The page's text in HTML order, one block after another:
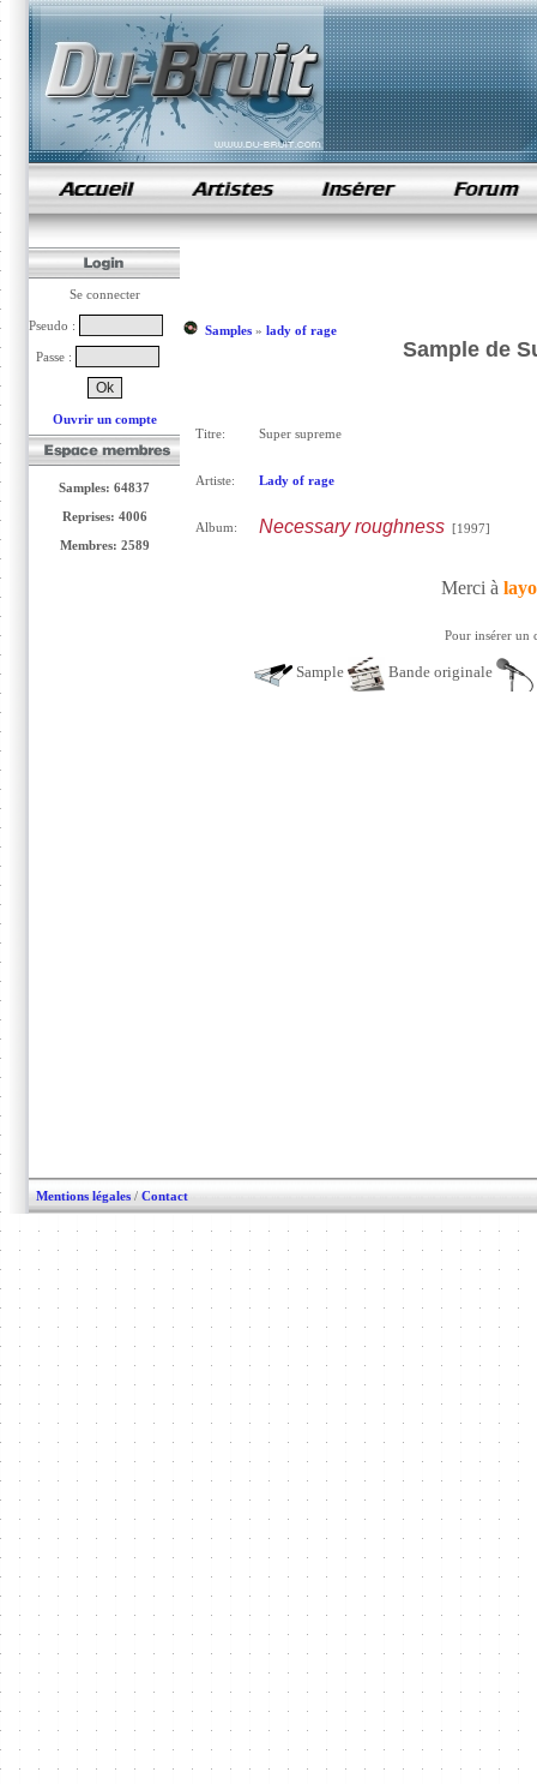
samples de rap
Se connecter
Pseudo :
Passe :
Ouvrir un compte
Samples: 64837
Reprises: 4006
Membres: 2589
Samples» lady of rage
Sample de
Titre: Super supreme
Artiste: Lady of rage
Album: Necessary roughness[1997]
Merci à
Pour insérer un
Sample Bande originale
Mentions légales / Contact